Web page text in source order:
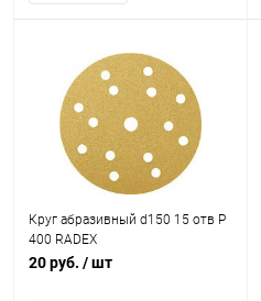
Круг абразивный d150 15 отв Р
400 RADEX
20 руб. / шт